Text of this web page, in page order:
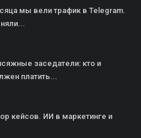
мы вели трафик в Telegram.
заседатели: кто и
платить...
кейсов. ИИ в маркетинге и